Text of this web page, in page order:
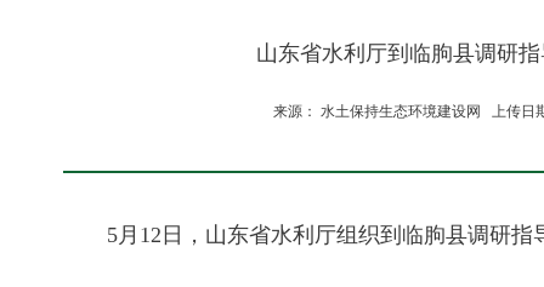
山东省水利厅到临朐县调研
来源： 水土保持生态环境建设网 上传日
5月12日，山东省水利厅组织到临朐县调研